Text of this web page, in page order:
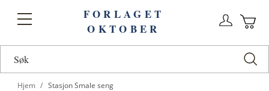
Toggle
FORLAGET
OKTOBER
Hjem Stasjon Smale seng